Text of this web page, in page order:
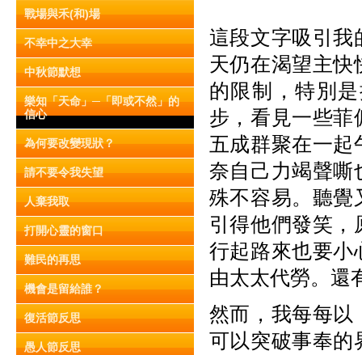
戰場與禾(和)場
不幸中之大幸
中秋節默想
樂知「天命」─「即或不然」的
信心
為何要改變現狀？
請不要令我失望
人棄我取
打開心靈的窗口
難民的再思
機會是留給誰？
復活節反思
愚人節反思
這段文字吸引我
天仍在渴望主
的限制，特別
步，看見一些菲
五成群聚在一起
奈自己力竭聲嘶
殊不容易。聽覺
引得他們發笑
行起路來也要小
由太太代勞。
然而，我每每以
可以突破事奉的